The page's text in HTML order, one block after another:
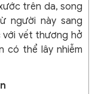
trên da, song
người này sang
với vết thương hở
có thể lây nhiễm